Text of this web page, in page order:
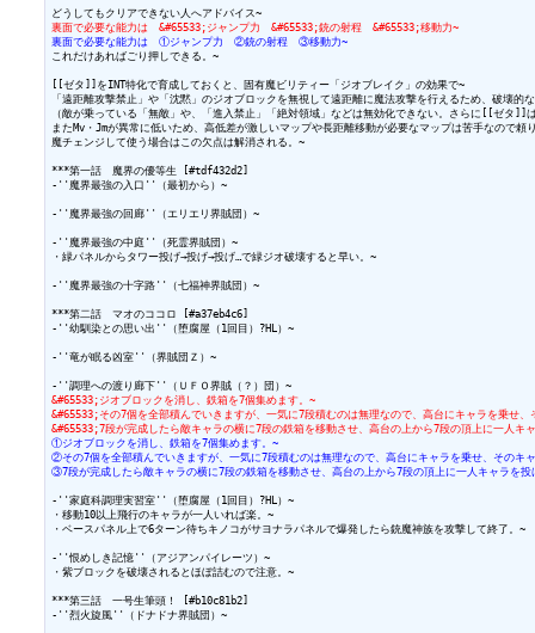
どうしてもクリアできない人へアドバイス~
裏面で必要な能力は　&#65533;ジャンプ力　&#65533;銃の射程　&#65533;移動力~
裏面で必要な能力は　①ジャンプ力　②銃の射程　③移動力~
これだけあればごり押しできる。~
[[ゼタ]]をINT特化で育成しておくと、固有魔ビリティー「ジオブレイク」の効果で~
「遠距離攻撃禁止」や「沈黙」のジオブロックを無視して遠距離に魔法攻撃を行えるため、破壊的
（敵が乗っている「無敵」や、「進入禁止」「絶対領域」などは無効化できない。さらに[[ゼタ]]
またMv・Jmが異常に低いため、高低差が激しいマップや長距離移動が必要なマップは苦手なので頼
魔チェンジして使う場合はこの欠点は解消される。~
***第一話　魔界の優等生 [#tdf432d2]
-''魔界最強の入口''（最初から）~
-''魔界最強の回廊''（エリエリ界賊団）~
-''魔界最強の中庭''（死霊界賊団）~
・緑パネルからタワー投げ→投げ→投げ…で緑ジオ破壊すると早い。~
-''魔界最強の十字路''（七福神界賊団）~
***第二話　マオのココロ [#a37eb4c6]
-''幼馴染との思い出''（堕腐屋（1回目）?HL）~
-''竜が眠る凶室''（界賊団Ｚ）~
-''調理への渡り廊下''（ＵＦＯ界賊（？）団）~
&#65533;ジオブロックを消し、鉄箱を7個集めます。~
&#65533;その7個を全部積んでいきますが、一気に7段積むのは無理なので、高台にキャラを乗せ
&#65533;7段が完成したら敵キャラの横に7段の鉄箱を移動させ、高台の上から7段の頂上に一人キ
①ジオブロックを消し、鉄箱を7個集めます。~
②その7個を全部積んでいきますが、一気に7段積むのは無理なので、高台にキャラを乗せ、そのキ
③7段が完成したら敵キャラの横に7段の鉄箱を移動させ、高台の上から7段の頂上に一人キャラを
-''家庭科調理実習室''（堕腐屋（1回目）?HL）~
・移動10以上飛行のキャラが一人いれば楽。~
・ベースパネル上で6ターン待ちキノコがサヨナラパネルで爆発したら銃魔神族を攻撃して終了。~
-''恨めしき記憶''（アジアンパイレーツ）~
・紫ブロックを破壊されるとほぼ詰むので注意。~
***第三話　一号生筆頭！ [#b10c81b2]
-''烈火旋風''（ドナドナ界賊団）~